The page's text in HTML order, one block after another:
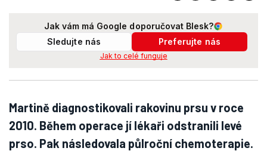
Jak vám má Google doporučovat Blesk?
Sledujte nás
Preferujte nás
Jak to celé funguje
Martině diagnostikovali rakovinu prsu v roce
2010. Během operace jí lékaři odstranili levé
prso. Pak následovala půlroční chemoterapie.